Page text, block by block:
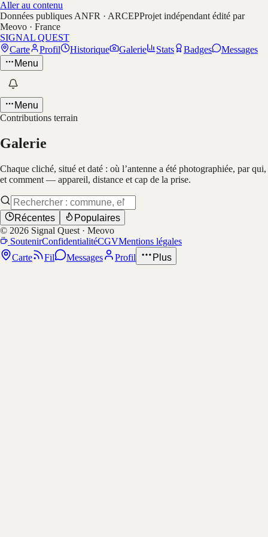
Aller au contenu
Données publiques ANFR · ARCEPProjet indépendant édité par
Meovo · France
SIGNAL QUEST
Carte
Profil Historique Galerie Stats Badges
Messages
Menu
Menu
Contributions terrain
Galerie
Chaque cliché, situé et daté : où l’antenne a été photographiée, par qui,
et comment — appareil, distance et cap de la prise.
Récentes
Populaires
© 2026 Signal Quest · Meovo
SoutenirConfidentialitéCGVMentions légales
Carte
Fil Messages Profil Plus